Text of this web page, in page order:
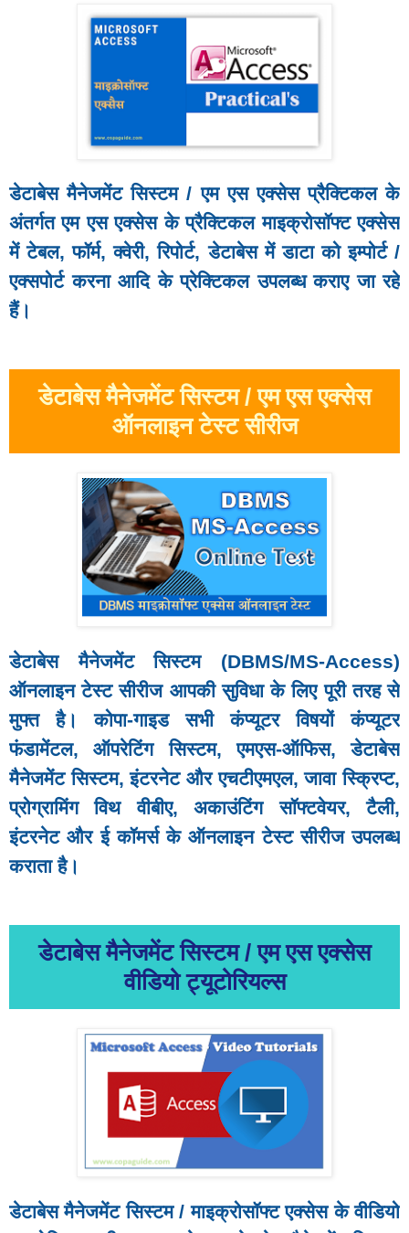
डेटाबेस मैनेजमेंट सिस्टम / एम एस एक्सेस प्रैक्टिकल के
अंतर्गत एम एस एक्सेस के प्रैक्टिकल माइक्रोसॉफ्ट एक्सेस
में टेबल, फॉर्म, क्वेरी, रिपोर्ट, डेटाबेस में डाटा को इम्पोर्ट /
एक्सपोर्ट करना आदि के प्रेक्टिकल उपलब्ध कराए जा रहे
हैं।
डेटाबेस मैनेजमेंट सिस्टम / एम एस एक्सेस
ऑनलाइन टेस्ट सीरीज
डेटाबेस मैनेजमेंट सिस्टम (DBMS/MS-Access)
ऑनलाइन टेस्ट सीरीज आपकी सुविधा के लिए पूरी तरह से
मुफ्त है। कोपा-गाइड सभी कंप्यूटर विषयोंकंप्यूटर
फंडामेंटल, ऑपरेटिंग सिस्टम, एमएस-ऑफिस, डेटाबेस
मैनेजमेंट सिस्टम, इंटरनेट और एचटीएमएल, जावा स्क्रिप्ट,
प्रोग्रामिंग विथ वीबीए, अकाउंटिंग सॉफ्टवेयर, टैली,
इंटरनेट और ई कॉमर्स के ऑनलाइन टेस्ट सीरीज उपलब्ध
कराता है।
डेटाबेस मैनेजमेंट सिस्टम / एम एस एक्सेस
वीडियो ट्यूटोरियल्स
डेटाबेस मैनेजमेंट सिस्टम / माइक्रोसॉफ्ट एक्सेस के वीडियो